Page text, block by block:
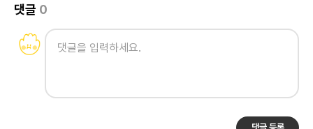
댓글 0